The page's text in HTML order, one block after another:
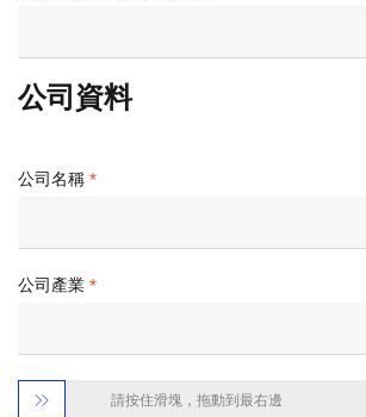
公司資料
公司名稱
公司產業
 請按住滑塊，拖動到最右邊